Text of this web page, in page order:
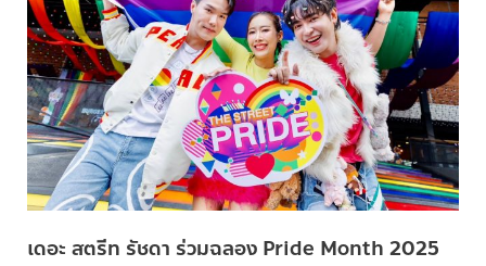
เดอะ สตรีท รัชดา ร่วมฉลอง Pride Month 2025
ท
รัช
ดา
ร่วม
ฉลอง Pride
Month
2025